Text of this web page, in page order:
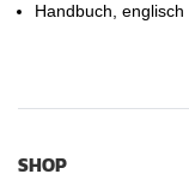
Handbuch, englisch
SHOP